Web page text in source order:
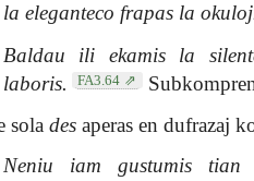
la eleganteco frapas la
Baldau ili ekamis la
laboris.
FA3.64
solades aperas en dufrazaj
Neniu iam gustumis